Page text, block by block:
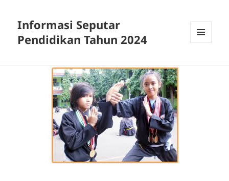
Informasi Seputar
Pendidikan Tahun 2024